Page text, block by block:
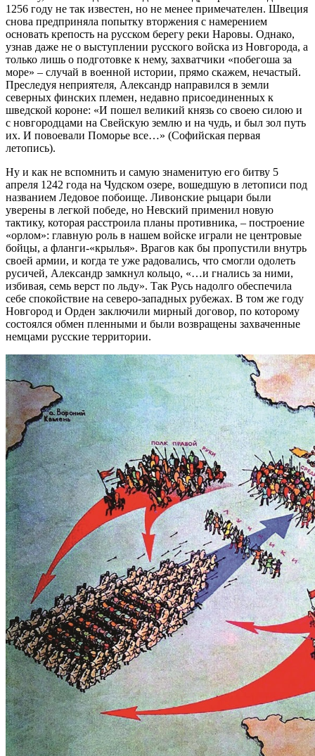
1256 году не так известен, но не менее примечателен. Швеция
снова предприняла попытку вторжения с намерением
основать крепость на русском берегу реки Наровы. Однако,
узнав даже не о выступлении русского войска из Новгорода, а
только лишь о подготовке к нему, захватчики «побегоша за
море» – случай в военной истории, прямо скажем, нечастый.
Преследуя неприятеля, Александр направился в земли
северных финских племен, недавно присоединенных к
шведской короне: «И пошел великий князь со своею силою и
с новгородцами на Свейскую землю и на чудь, и был зол путь
их. И повоевали Поморье все…» (Софийская первая
летопись).
Ну и как не вспомнить и самую знаменитую его битву 5
апреля 1242 года на Чудском озере, вошедшую в летописи под
названием Ледовое побоище. Ливонские рыцари были
уверены в легкой победе, но Невский применил новую
тактику, которая расстроила планы противника, – построение
«орлом»: главную роль в нашем войске играли не центровые
бойцы, а фланги-«крылья». Врагов как бы пропустили внутрь
своей армии, и когда те уже радовались, что смогли одолеть
русичей, Александр замкнул кольцо, «…и гнались за ними,
избивая, семь верст по льду». Так Русь надолго обеспечила
себе спокойствие на северо-западных рубежах. В том же году
Новгород и Орден заключили мирный договор, по которому
состоялся обмен пленными и были возвращены захваченные
немцами русские территории.